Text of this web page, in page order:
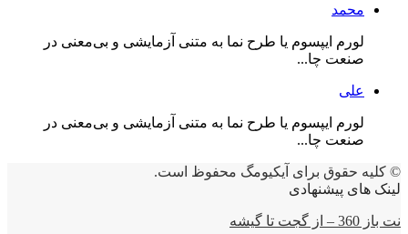
محمد
لورم ایپسوم یا طرح‌ نما به متنی آزمایشی و بی‌معنی در
صنعت چا...
علی
لورم ایپسوم یا طرح‌ نما به متنی آزمایشی و بی‌معنی در
صنعت چا...
© کلیه حقوق برای آیکیومگ محفوظ است.
لینک های پیشنهادی
نت باز 360 – از گجت تا گیشه